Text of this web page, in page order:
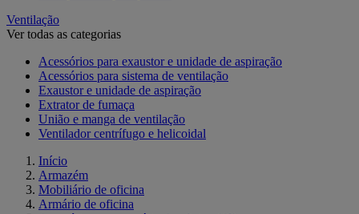
Ventilação
Ver todas as categorias
Acessórios para exaustor e unidade de aspiração
Acessórios para sistema de ventilação
Exaustor e unidade de aspiração
Extrator de fumaça
União e manga de ventilação
Ventilador centrífugo e helicoidal
Início
Armazém
Mobiliário de oficina
Armário de oficina